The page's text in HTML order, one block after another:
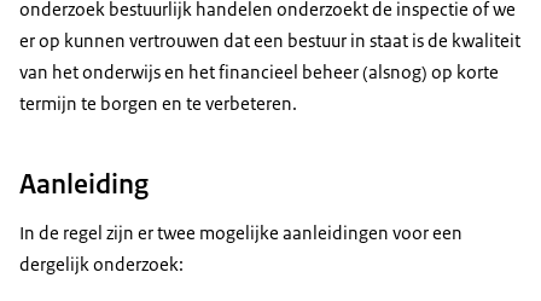
onderzoek bestuurlijk handelen onderzoekt de inspectie of we
er op kunnen vertrouwen dat een bestuur in staat is de kwaliteit
van het onderwijs en het financieel beheer (alsnog) op korte
termijn te borgen en te verbeteren.
Aanleiding
In de regel zijn er twee mogelijke aanleidingen voor een
dergelijk onderzoek: